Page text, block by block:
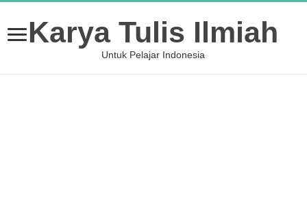
Karya Tulis Ilmiah
Untuk Pelajar Indonesia